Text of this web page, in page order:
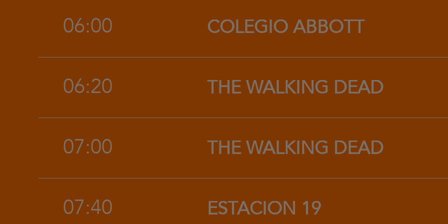
06:00 COLEGIO ABBOTT
06:20 THE WALKING DEAD
07:00 THE WALKING DEAD
07:40 ESTACIÓN 19